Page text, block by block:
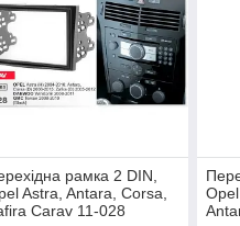
рамка 2 DIN,
Astra, Antara, Corsa,
Carav 11-028